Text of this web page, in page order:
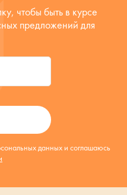
чтобы быть в курсе
предложений для
данных и соглашаюсь